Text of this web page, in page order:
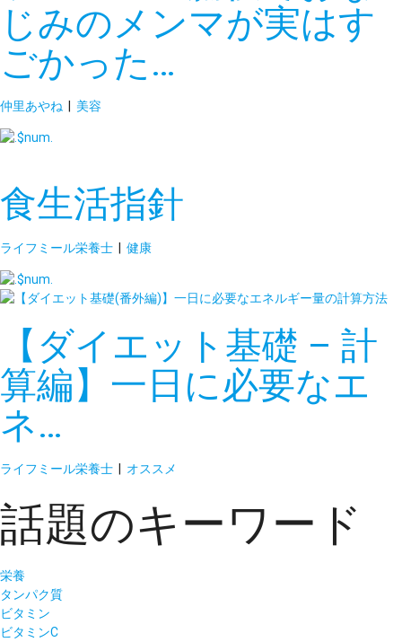
じみのメンマが実はす
ごかった…
仲里あやね | 美容
食生活指針
ライフミール栄養士 | 健康
【ダイエット基礎 – 計
算編】一日に必要なエ
ネ…
ライフミール栄養士 | オススメ
話題のキーワード
栄養
タンパク質
ビタミン
ビタミンC